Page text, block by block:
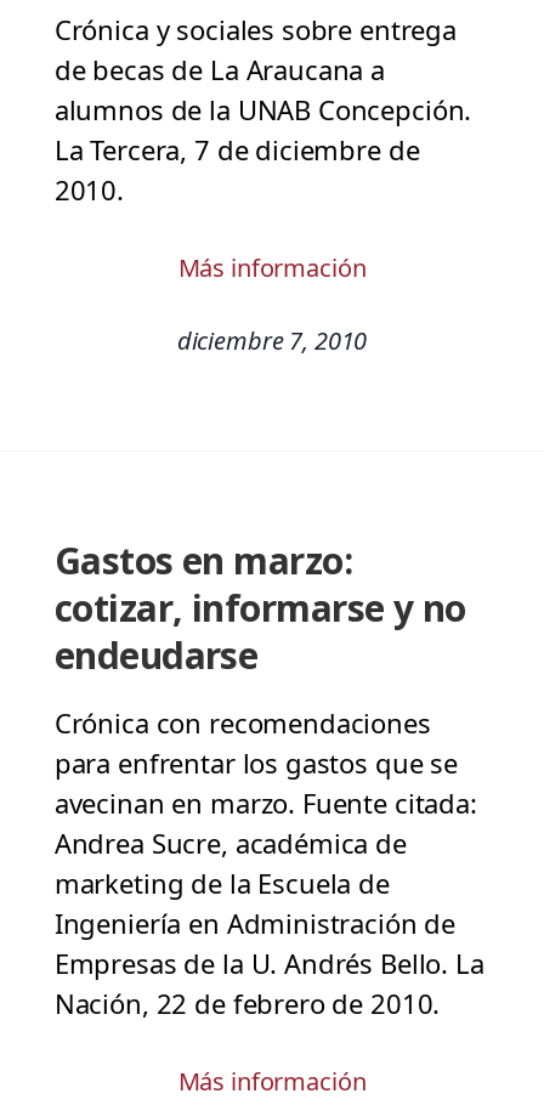
Crónica y sociales sobre entrega
de becas de La Araucana a
alumnos de la UNAB Concepción.
La Tercera, 7 de diciembre de
2010.
Más información
diciembre 7, 2010
Gastos en marzo:
cotizar, informarse y no
endeudarse
Crónica con recomendaciones
para enfrentar los gastos que se
avecinan en marzo. Fuente citada:
Andrea Sucre, académica de
marketing de la Escuela de
Ingeniería en Administración de
Empresas de la U. Andrés Bello. La
Nación, 22 de febrero de 2010.
Más información